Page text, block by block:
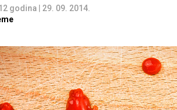
godina
29. 09. 2014.